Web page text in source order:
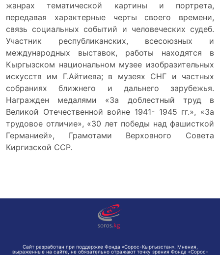
жанрах тематической картины и портрета,
передавая характерные черты своего времени,
связь социальных событий и человеческих судеб.
Участник республиканских, всесоюзных и
международных выставок, работы находятся в
Кыргызском национальном музее изобразительных
искусств им Г.Айтиева; в музеях СНГ и частных
собраниях ближнего и дальнего зарубежья.
Награжден медалями «За доблестный труд в
Великой Отечественной войне 1941- 1945 гг.», «За
трудовое отличие», «30 лет победы над фашисткой
Германией», Грамотами Верховного Совета
Киргизской ССР.
Сайт разработан при поддержке Фонда «Сорос-Кыргызстан». Мнения,
выраженные на сайте, не обязательно отражают точку зрения Фонда «Сорос-